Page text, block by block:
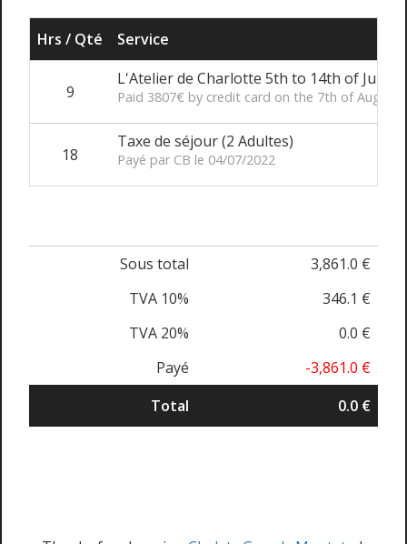
Hrs / Qté Service
9
L'Atelier de Charlotte 5th to 14th of July
Paid 3807€ by credit card on the 7th of August
18
Taxe de séjour (2 Adultes)
Payé par CB le 04/07/2022
Sous total
3,861.0 €
TVA 10%
346.1 €
TVA 20%
0.0 €
Payé
-3,861.0 €
Total
0.0 €